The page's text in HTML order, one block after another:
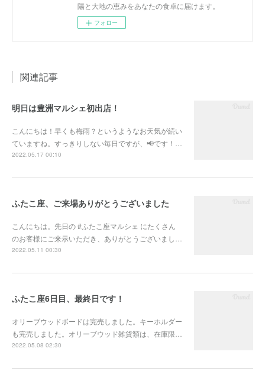
陽と大地の恵みをあなたの食卓に届けます。
フォロー
関連記事
明日は豊洲マルシェ初出店！
こんにちは！早くも梅雨？というようなお天気が続い
ていますね。すっきりしない毎日ですが、📢です！…
2022.05.17 00:10
ふたこ座、ご来場ありがとうございました
こんにちは。先日の #ふたこ座マルシェ にたくさん
のお客様にご来示いただき、ありがとうございまし…
2022.05.11 00:30
ふたこ座6日目、最終日です！
オリーブウッドボードは完売しました。キーホルダー
も完売しました。オリーブウッド雑貨類は、在庫限…
2022.05.08 02:30